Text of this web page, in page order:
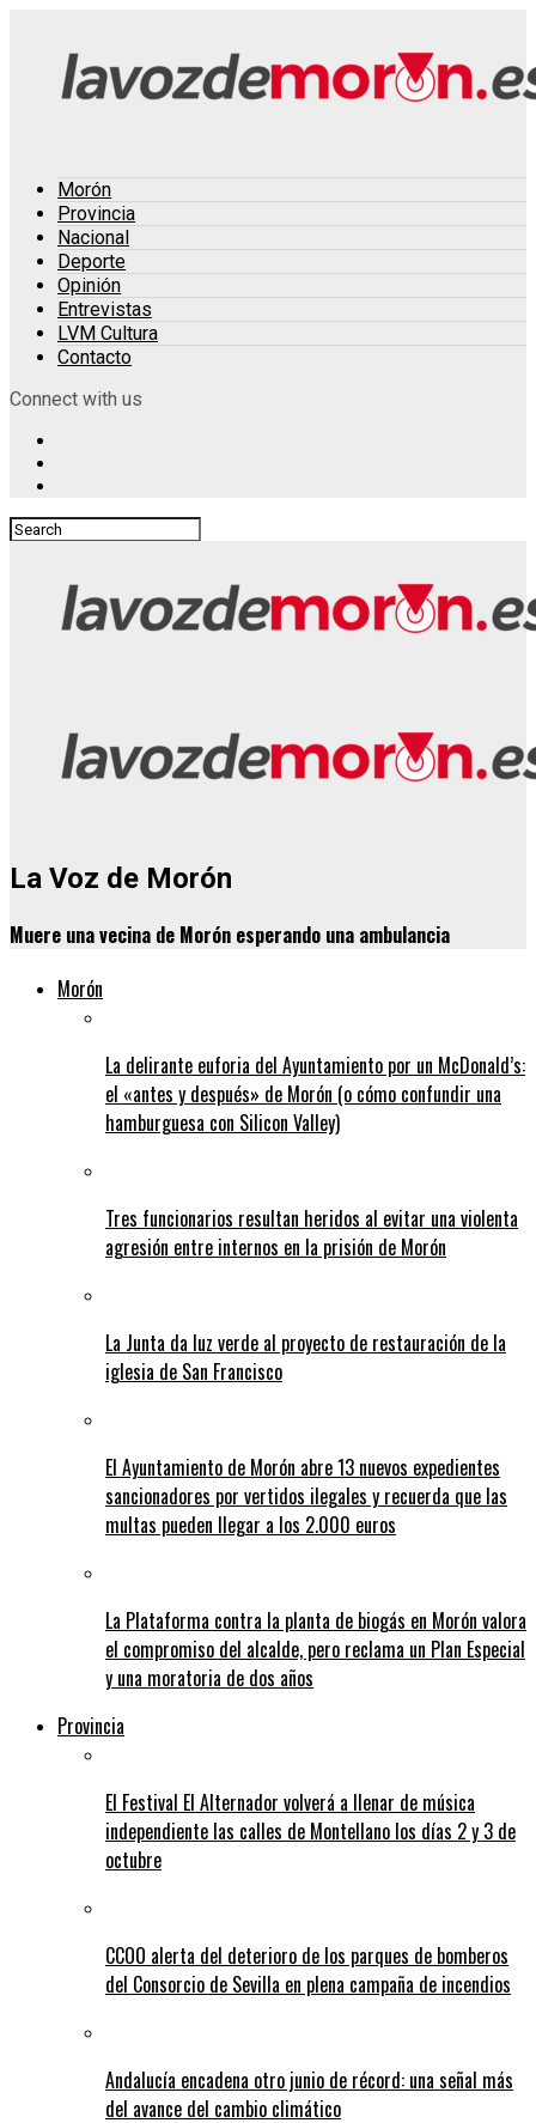
Morón
Provincia
Nacional
Deporte
Opinión
Entrevistas
LVM Cultura
Contacto
Connect with us
La Voz de Morón
Muere una vecina de Morón esperando una ambulancia
Morón
La delirante euforia del Ayuntamiento por un McDonald’s:
el «antes y después» de Morón (o cómo confundir una
hamburguesa con Silicon Valley)
Tres funcionarios resultan heridos al evitar una violenta
agresión entre internos en la prisión de Morón
La Junta da luz verde al proyecto de restauración de la
iglesia de San Francisco
El Ayuntamiento de Morón abre 13 nuevos expedientes
sancionadores por vertidos ilegales y recuerda que las
multas pueden llegar a los 2.000 euros
La Plataforma contra la planta de biogás en Morón valora
el compromiso del alcalde, pero reclama un Plan Especial
y una moratoria de dos años
Provincia
El Festival El Alternador volverá a llenar de música
independiente las calles de Montellano los días 2 y 3 de
octubre
CCOO alerta del deterioro de los parques de bomberos
del Consorcio de Sevilla en plena campaña de incendios
Andalucía encadena otro junio de récord: una señal más
del avance del cambio climático